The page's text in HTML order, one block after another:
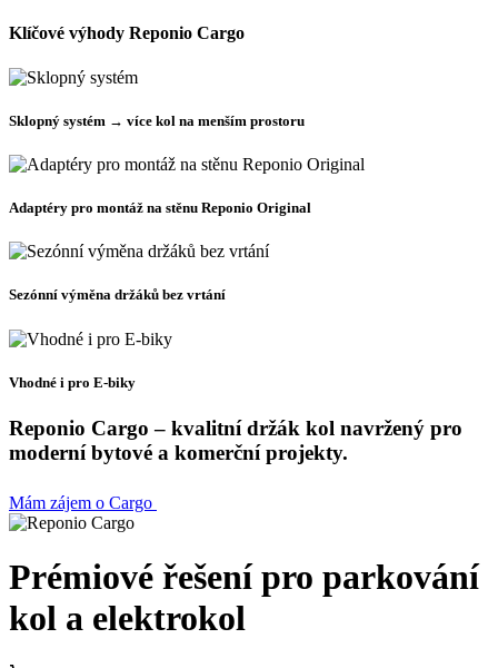
Klíčové výhody Reponio Cargo
Sklopný systém → více kol na menším prostoru
Adaptéry pro montáž na stěnu Reponio Original
Sezónní výměna držáků bez vrtání
Vhodné i pro E-biky
Reponio Cargo – kvalitní držák kol navržený pro
moderní bytové a komerční projekty.
Mám zájem o Cargo
Prémiové řešení pro parkování
kol a elektrokol